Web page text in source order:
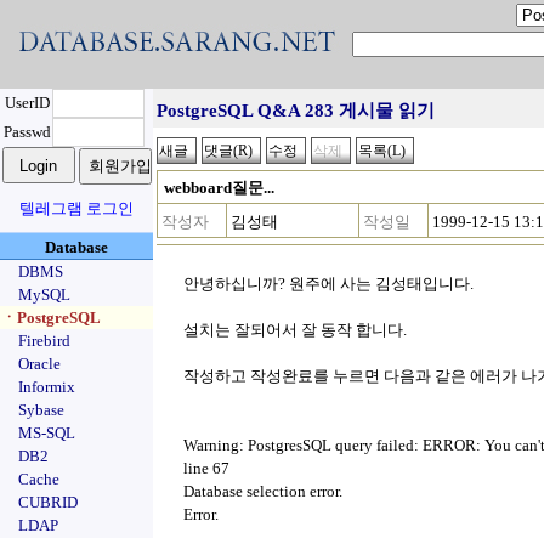
UserID
Passwd
텔레그램 로그인
Database
DBMS
MySQL
ㆍPostgreSQL
Firebird
Oracle
Informix
Sybase
MS-SQL
DB2
Cache
CUBRID
LDAP
PostgreSQL Q&A 283 게시물 읽기
webboard질문...
작성자
김성태 작성일 1999-12-15
안녕하십니까? 원주에 사는 김성태입니다.
설치는 잘되어서 잘 동작 합니다.
작성하고 작성완료를 누르면 다음과 같은 에러가 나
Warning: PostgresSQL query failed: ERROR: You
line 67
Database selection error.
Error.